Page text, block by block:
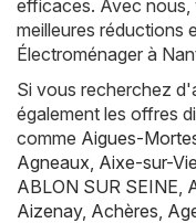
efficaces. Avec nous,
meilleures réductions
Électroménager à
Si vous recherchez
également les offres
comme Aigues-
Agneaux Aixe-sur-
ABLON SUR SEINE
Aizenay, Achères